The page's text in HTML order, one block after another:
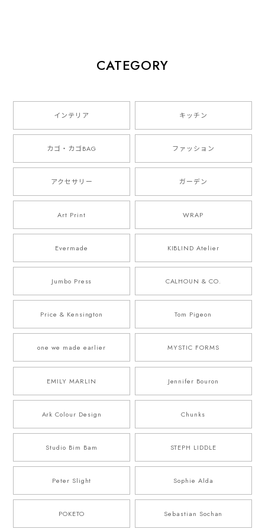
CATEGORY
インテリア キッチン
カゴ・カゴBAG ファッション
アクセサリー ガーデン
Art Print WRAP
Evermade KIBLIND Atelier
Jumbo Press CALHOUN & CO.
Price & Kensington Tom Pigeon
one we made earlier MYSTIC FORMS
EMILY MARLIN Jennifer Bouron
Ark Colour Design Chunks
Studio Bim Bam STEPH LIDDLE
Peter Slight Sophie Alda
POKETO Sebastian Sochan